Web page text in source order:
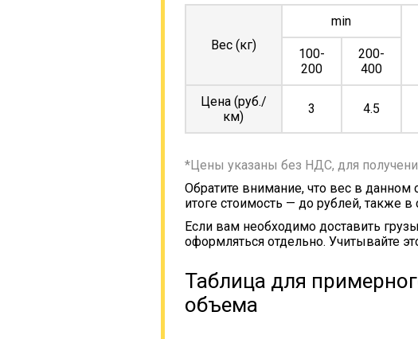
Вес (кг)
min
100-
200
200-
400
Цена (руб./
км)
3 4.5
*Цены указаны без НДС, для
Обратите внимание, что вес в данном
итоге стоимость — до рублей, также в
Если вам необходимо доставить
оформляться отдельно. Учитывайте
Таблица для
объема